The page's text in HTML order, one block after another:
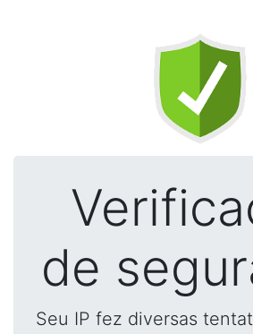
de
Seu IP fez diversas